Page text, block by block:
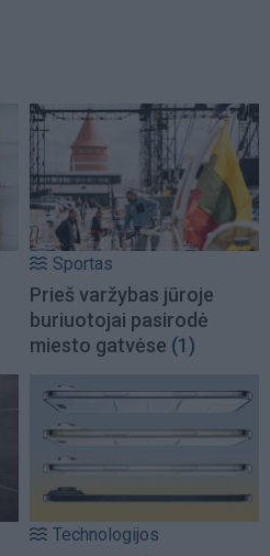
Sportas
Prieš varžybas jūroje
buriuotojai pasirodė
miesto gatvėse (1)
Technologijos